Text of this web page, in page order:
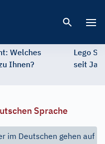
Welches
Ihnen?
Lego
seit
Sprache
im Deutschen gehen auf